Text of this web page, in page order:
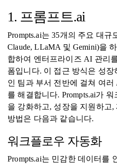
1. 프롬프트.ai
Prompts.ai는 35개의 주요 대규
Claude, LLaMA 및 Gemini)을
합하여 엔터프라이즈 AI 관리
폼입니다. 이 접근 방식은 성장
인 팀과 부서 전반에 걸쳐 여
를 해결합니다. Prompts.ai가
을 강화하고, 성장을 지원하고
방법은 다음과 같습니다.
워크플로우 자동화
Prompts.ai는 민감한 데이터를